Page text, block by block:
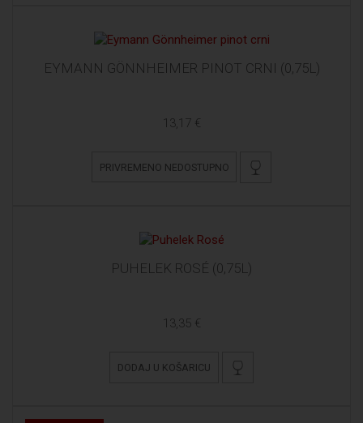
EYMANN GÖNNHEIMER PINOT CRNI (0,75L)
13,17 €
PRIVREMENO NEDOSTUPNO
PUHELEK ROSÉ (0,75L)
13,35 €
DODAJ U KOŠARICU